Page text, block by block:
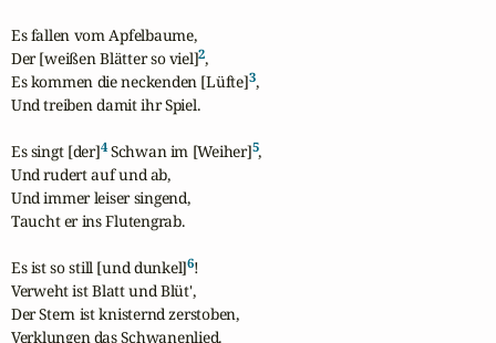
Es fallen vom Apfelbaume,
Der [weißen Blätter so viel]2,
Es kommen die neckenden [Lüfte]3,
Und treiben damit ihr Spiel.
Es singt [der]4 Schwan im [Weiher]5,
Und rudert auf und ab,
Und immer leiser singend,
Taucht er ins Flutengrab.
Es ist so still [und dunkel]6!
Verweht ist Blatt und Blüt',
Der Stern ist knisternd zerstoben,
Verklungen das Schwanenlied.